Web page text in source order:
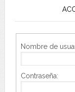
Nombre de
Contraseña: